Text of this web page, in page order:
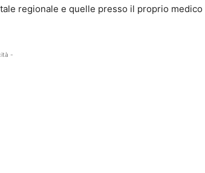
regionale e quelle presso il proprio medico
-